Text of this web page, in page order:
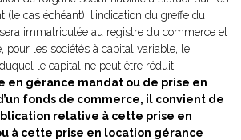
(le cas échéant), l’indication du greffe du
immatriculée au registre du commerce et
pour les sociétés à capital variable, le
le capital ne peut être réduit.
en gérance mandat ou de prise en
fonds de commerce, il convient de
relative à cette prise en
à cette prise en location gérance